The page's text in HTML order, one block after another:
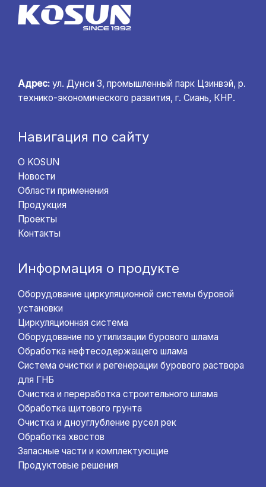
Адрес: ул. Дунси 3, промышленный парк Цзинвэй, р.
технико-экономического развития, г. Сиань, КНР.
Навигация по сайту
О KOSUN
Новости
Области применения
Продукция
Проекты
Контакты
Информация о продукте
Оборудование циркуляционной системы буровой
установки
Циркуляционная система
Оборудование по утилизации бурового шлама
Обработка нефтесодержащего шлама
Система очистки и регенерации бурового раствора
для ГНБ
Очистка и переработка строительного шлама
Обработка щитового грунта
Очистка и дноуглубление русел рек
Обработка хвостов
Запасные части и комплектующие
Продуктовые решения